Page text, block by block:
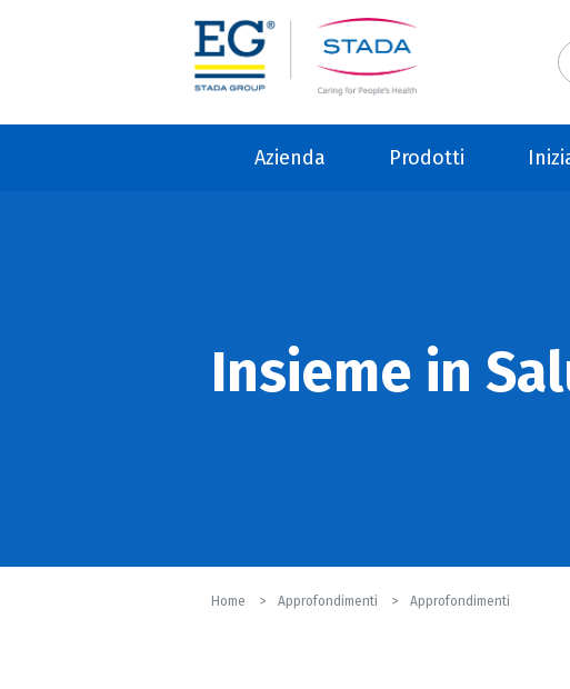
Azienda Prodotti
Insieme in
Home Approfondimenti Approfondimenti